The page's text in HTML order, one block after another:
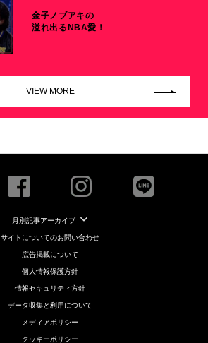
金子ノブアキの
溢れ出るNBA愛！
VIEW MORE
月別記事アーカイブ
サイトについてのお問い合わせ
広告掲載について
個人情報保護方針
情報セキュリティ方針
データ収集と利用について
メディアポリシー
クッキーポリシー